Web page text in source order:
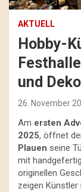
AKTUELL
Hobby-
und
26. November
Am ersten
2025, öffnet
Plauen seine
mit
originellen
zeigen